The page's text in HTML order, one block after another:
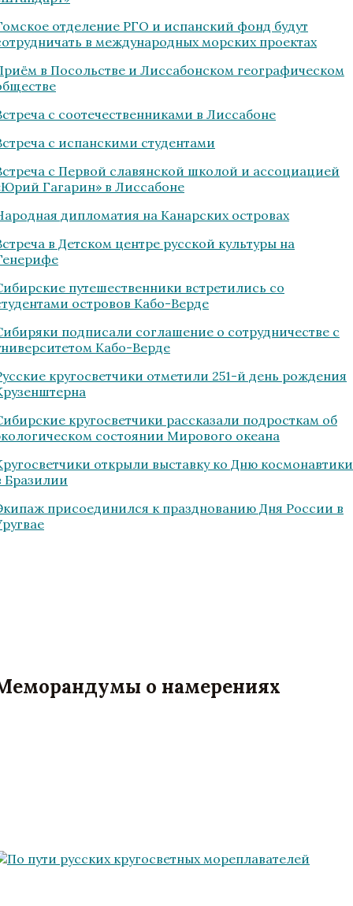
отделение РГО и испанский фонд будут
в международных морских проектах
в Посольстве и Лиссабонском географическом
с соотечественниками в Лиссабоне
с испанскими студентами
с Первой славянской школой и ассоциацией
Гагарин» в Лиссабоне
дипломатия на Канарских островах
в Детском центре русской культуры на
путешественники встретились со
островов Кабо-Верде
подписали соглашение о сотрудничестве с
Кабо-Верде
кругосветчики отметили 251-й день рождения
кругосветчики рассказали подросткам об
состоянии Мирового океана
открыли выставку ко Дню космонавтики
Бразилии
присоединился к празднованию Дня России в
о намерениях